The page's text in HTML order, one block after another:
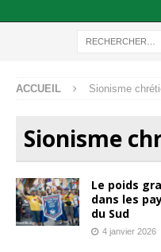
ACCUEIL Sionisme
Sionisme
Le poids
dans les
du Sud
4 janvier 2026